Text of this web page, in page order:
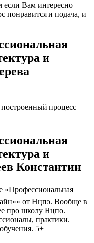
если Вам интересно
понравится и подача, и
и
построенный процесс
и
Константин
«Профессиональная
от Нцпо. Вообще в
про школу Нцпо.
практики.
5+